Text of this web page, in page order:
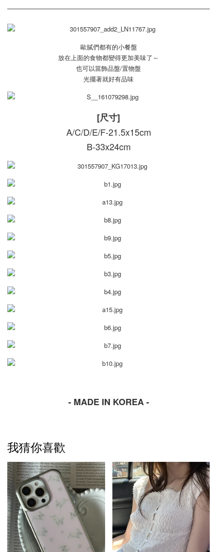
歐膩們都有的小餐盤
放在上面的食物都變得更加美味了～
也可以當飾品盤/置物盤
光擺著就好有品味
[尺寸]
A/C/D/E/F-21.5x15cm
B-33x24cm
- MADE IN KOREA -
我猜你喜歡